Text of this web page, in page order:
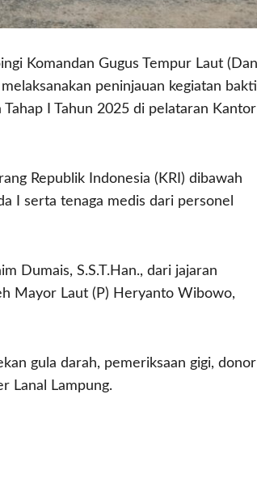
Komandan Gugus Tempur Laut (Dan
peninjauan kegiatan bakti
I Tahun 2025 di pelataran Kantor
Republik Indonesia (KRI) dibawah
I serta tenaga medis dari personel
Dumais, S.S.T.Han., dari jajaran
Mayor Laut (P) Heryanto Wibowo,
gula darah, pemeriksaan gigi, donor
Lanal Lampung.